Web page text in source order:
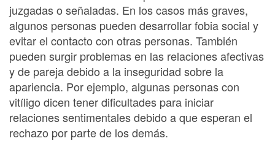
juzgadas o señaladas. En los casos más graves,
algunos personas pueden desarrollar fobia social y
evitar el contacto con otras personas. También
pueden surgir problemas en las relaciones afectivas
y de pareja debido a la inseguridad sobre la
apariencia. Por ejemplo, algunas personas con
vitíligo dicen tener dificultades para iniciar
relaciones sentimentales debido a que esperan el
rechazo por parte de los demás.